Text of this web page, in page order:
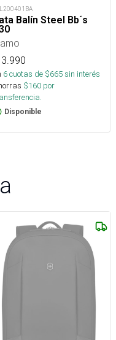
Balín Steel Bb´s
3.990
6cuotas de $665sin interés
$160 por
Disponible